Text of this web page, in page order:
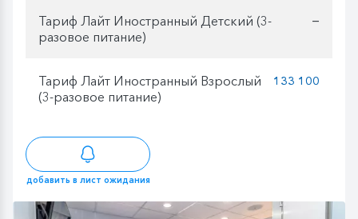
Тариф Лайт Иностранный Детский (3-
разовое питание)
—
Тариф Лайт Иностранный Взрослый
(3-разовое питание)
133 100
добавить в лист ожидания